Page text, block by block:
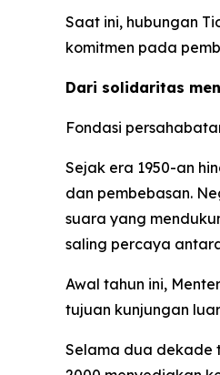
Saat ini, hubungan
komitmen pada
Dari solidaritas
Fondasi
Sejak era 1950-an
dan pembebasan.
suara yang
saling percaya
Awal tahun ini,
tujuan kunjungan
Selama dua dekade